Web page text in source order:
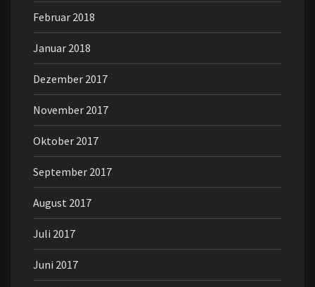
Februar 2018
Januar 2018
Dezember 2017
November 2017
Oktober 2017
September 2017
August 2017
Juli 2017
Juni 2017